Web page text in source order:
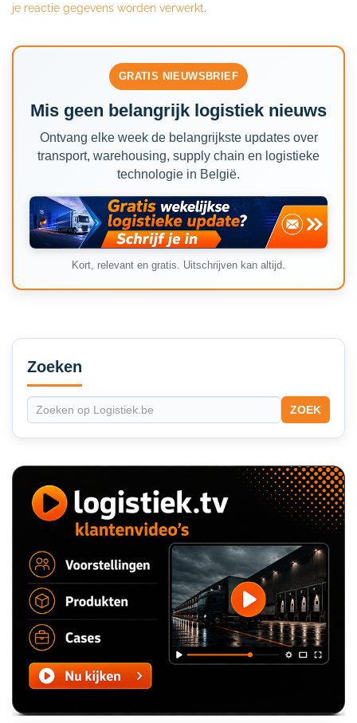
je reactie gegevens worden verwerkt.
GRATIS NIEUWSBRIEF
Mis geen belangrijk logistiek nieuws
Ontvang elke week de belangrijkste updates over
transport, warehousing, supply chain en logistieke
technologie in België.
Kort, relevant en gratis. Uitschrijven kan altijd.
Secondary
Sidebar
Zoeken
ZOEK